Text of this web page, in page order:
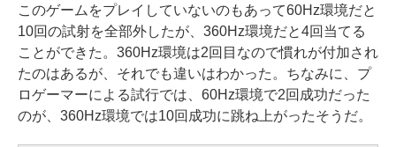
このゲームをプレイしていないのもあって60Hz環境だと
10回の試射を全部外したが、360Hz環境だと4回当てる
ことができた。360Hz環境は2回目なので慣れが付加され
たのはあるが、それでも違いはわかった。ちなみに、プ
ロゲーマーによる試行では、60Hz環境で2回成功だった
のが、360Hz環境では10回成功に跳ね上がったそうだ。